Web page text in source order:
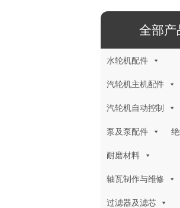
全部产
水轮机配件
汽轮机主机配件
汽轮机自动控制
泵及泵配件
耐磨材料
轴瓦制作与维修
过滤器及滤芯